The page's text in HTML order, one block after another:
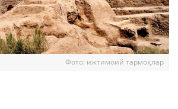
Фото: ижтимоий тармоқлар